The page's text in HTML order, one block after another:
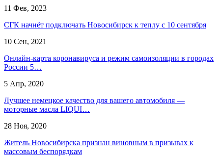
11 Фев, 2023
СГК начнёт подключать Новосибирск к теплу с 10 сентября
10 Сен, 2021
Онлайн-карта коронавируса и режим самоизоляции в городах
России 5…
5 Апр, 2020
Лучшее немецкое качество для вашего автомобиля —
моторные масла LIQUI…
28 Ноя, 2020
Житель Новосибирска признан виновным в призывах к
массовым беспорядкам